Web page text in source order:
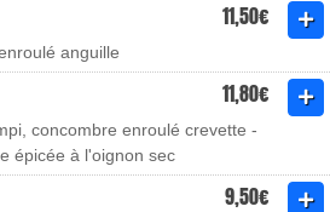
11,50€
anguille
11,80€
concombre enroulé crevette -
épicée à l'oignon sec
9,50€